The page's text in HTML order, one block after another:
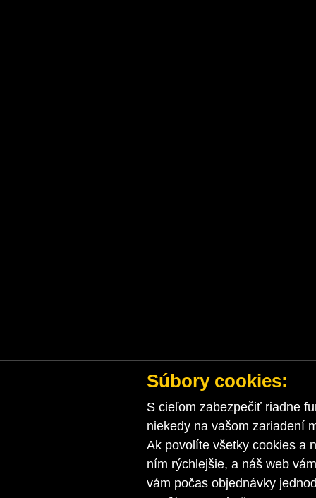
Súbory cookies:
S cieľom zabezpečiť riadne
niekedy na vašom zariadení
Ak povolíte všetky cookies a
ním rýchlejšie, a náš web
vám počas objednávky